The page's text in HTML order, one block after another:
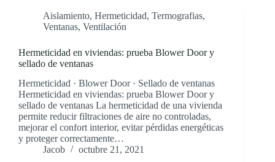
Aislamiento, Hermeticidad, Termografias,
Ventanas, Ventilación
Hermeticidad en viviendas: prueba Blower Door y
sellado de ventanas
Hermeticidad · Blower Door · Sellado de ventanas
Hermeticidad en viviendas: prueba Blower Door y
sellado de ventanas La hermeticidad de una vivienda
permite reducir filtraciones de aire no controladas,
mejorar el confort interior, evitar pérdidas energéticas
y proteger correctamente…
Jacob
octubre 21, 2021